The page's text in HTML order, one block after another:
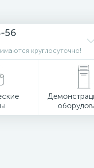
56
круглосуточно!